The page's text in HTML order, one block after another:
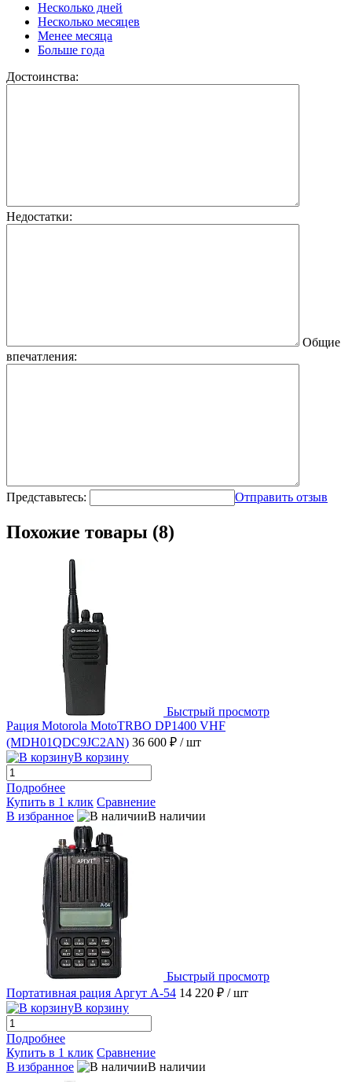
Несколько дней
Несколько месяцев
Менее месяца
Больше года
Достоинства:
Недостатки:
Общие
впечатления:
Представьтесь: Отправить отзыв
Похожие товары (8)
Быстрый просмотр
Рация Motorola MotoTRBO DP1400 VHF
(MDH01QDC9JC2AN) 36 600 ₽ / шт
В корзину
Подробнее
Купить в 1 клик Сравнение
В избранное
В наличии
Быстрый просмотр
Портативная рация Аргут А-54 14 220 ₽ / шт
В корзину
Подробнее
Купить в 1 клик Сравнение
В избранное
В наличии